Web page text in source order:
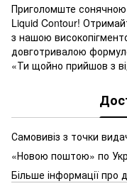
Приголомште
Liquid Contour!
з нашою
довготривалою
«Ти щойно прийшов з
Самовивіз з точки
«Новою поштою» по
Більше інформації про